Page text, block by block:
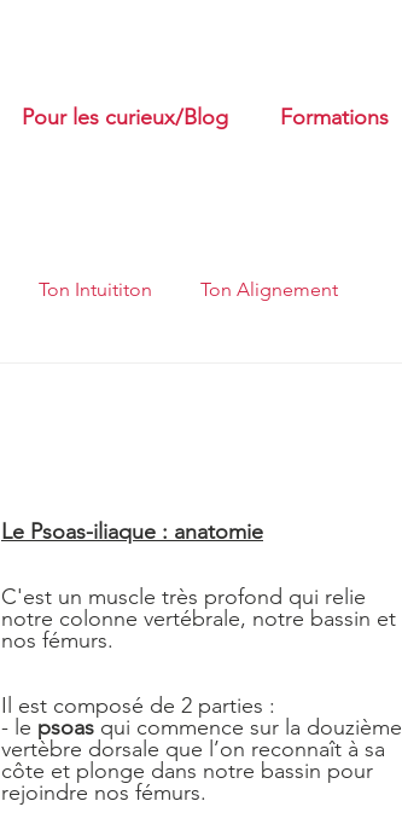
Pour les curieux/Blog Formations
Ton Intuititon Ton Alignement
Le Psoas-iliaque : anatomie
C'est un muscle très profond qui relie
notre colonne vertébrale, notre bassin et
nos fémurs.
Il est composé de 2 parties :
- le psoas qui commence sur la douzième
vertèbre dorsale que l’on reconnaît à sa
côte et plonge dans notre bassin pour
rejoindre nos fémurs.